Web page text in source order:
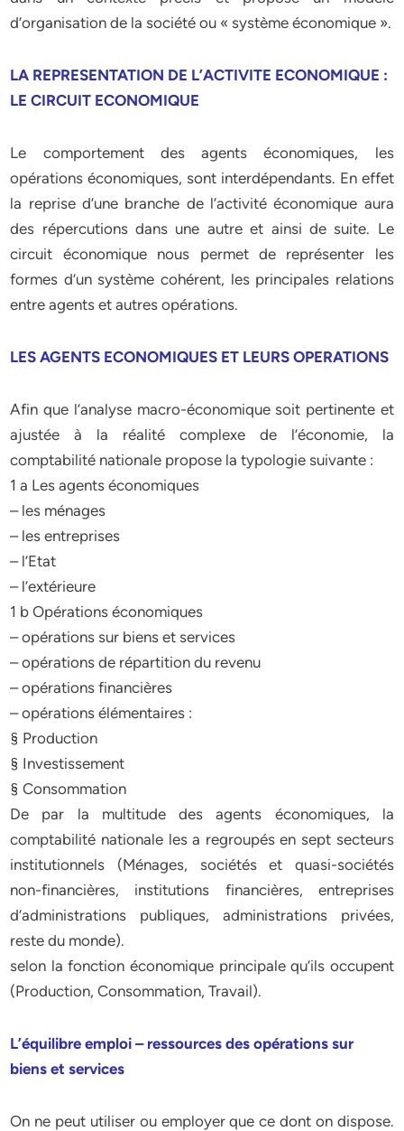
d’organisation de la société ou « système économique ».
LA REPRESENTATION DE L’ACTIVITE ECONOMIQUE :
LE CIRCUIT ECONOMIQUE
Le comportement des agents économiques, les
opérations économiques, sont interdépendants. En effet
la reprise d’une branche de l’activité économique aura
des répercutions dans une autre et ainsi de suite. Le
circuit économique nous permet de représenter les
formes d’un système cohérent, les principales relations
entre agents et autres opérations.
LES AGENTS ECONOMIQUES ET LEURS OPERATIONS
Afin que l’analyse macro-économique soit pertinente et
ajustée à la réalité complexe de l’économie, la
comptabilité nationale propose la typologie suivante :
1 a Les agents économiques
– les ménages
– les entreprises
– l’Etat
– l’extérieure
1 b Opérations économiques
– opérations sur biens et services
– opérations de répartition du revenu
– opérations financières
– opérations élémentaires :
§ Production
§ Investissement
§ Consommation
De par la multitude des agents économiques, la
comptabilité nationale les a regroupés en sept secteurs
institutionnels (Ménages, sociétés et quasi-sociétés
non-financières, institutions financières, entreprises
d’administrations publiques, administrations privées,
reste du monde).
selon la fonction économique principale qu’ils occupent
(Production, Consommation, Travail).
L’équilibre emploi – ressources des opérations sur
biens et services
On ne peut utiliser ou employer que ce dont on dispose.